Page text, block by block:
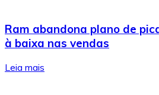
Ram abandona plano de
à baixa nas vendas
Leia mais